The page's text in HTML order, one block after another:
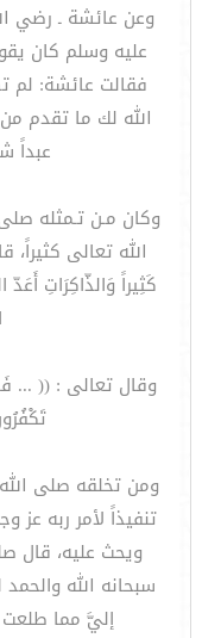
وعن عائشة ـ رضي
عليه وسلم كان
فقالت عائشة: لم
الله لك ما تقدم
عبداً
وكان مـن تـمثله
الله تعالى كثيراً،
كَثِيراً وَالذّاكِرَاتِ
وقال تعالى : (( ...
تَكْفُرُونِ
ومن تخلقه صلى الله
تنفيذاً لأمر ربه عز
ويحث عليه، قال
سبحانه الله والحمد
إليَّ مما